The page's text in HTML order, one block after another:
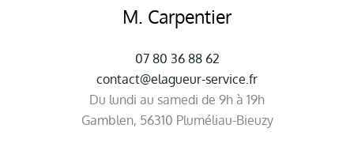
M. Carpentier
07 80 36 88 62
contact@elagueur-service.fr
Du lundi au samedi de 9h à 19h
Gamblen, 56310 Pluméliau-Bieuzy